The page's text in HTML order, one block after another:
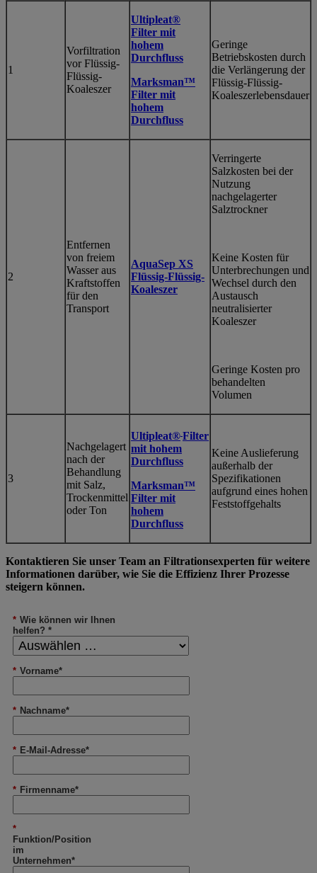
1
Vorfiltration
vor Flüssig-
Flüssig-
Koaleszer
Ultipleat®
Filter mit
hohem
Durchfluss
Marksman™
Filter mit
hohem
Durchfluss
Geringe
Betriebskosten durch
die Verlängerung der
Flüssig-Flüssig-
Koaleszerlebensdauer
2
Entfernen
von freiem
Wasser aus
Kraftstoffen
für den
Transport
AquaSep XS
Flüssig-Flüssig-
Koaleszer
Verringerte
Salzkosten bei der
Nutzung
nachgelagerter
Salztrockner
Keine Kosten für
Unterbrechungen und
Wechsel durch den
Austausch
neutralisierter
Koaleszer
Geringe Kosten pro
behandelten
Volumen
3
Nachgelagert
nach der
Behandlung
mit Salz,
Trockenmittel
oder Ton
Ultipleat®Filter
mit hohem
Durchfluss
Marksman™
Filter mit
hohem
Durchfluss
Keine Auslieferung
außerhalb der
Spezifikationen
aufgrund eines hohen
Feststoffgehalts
Kontaktieren Sie unser Team an Filtrationsexperten für weitere
Informationen darüber, wie Sie die Effizienz Ihrer Prozesse
steigern können.
* Wie können wir Ihnen
helfen? *
* Vorname*
* Nachname*
* E-Mail-Adresse*
* Firmenname*
*
Funktion/Position
im
Unternehmen*